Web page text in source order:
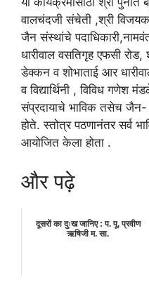
वालचंदजी संचेती ,श्री
जैन संस्थांचे
धारीवाल वसतिगृह एफसी
डेक्कन व शोभाताई आर
व विद्यार्थिनी , विविध गणेश
संप्रदायाचे भाविक तसेच
होते. स्तोत्र पठणानंतर सर्व
आयोजित केला होता .
और पढ़े
दूसरों का दुःख जानिए : प. पू. प्रवीण
ऋषिजी म. सा.